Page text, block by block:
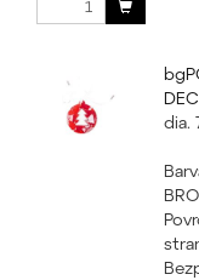
dia.